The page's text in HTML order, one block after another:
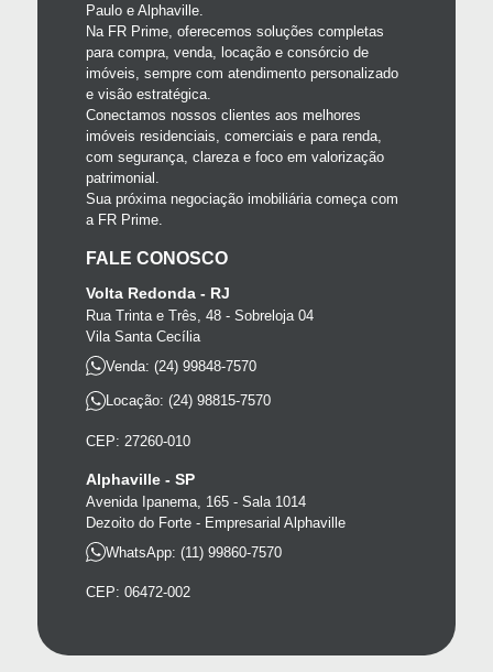
Paulo e Alphaville.
Na FR Prime, oferecemos soluções completas
para compra, venda, locação e consórcio de
imóveis, sempre com atendimento personalizado
e visão estratégica.
Conectamos nossos clientes aos melhores
imóveis residenciais, comerciais e para renda,
com segurança, clareza e foco em valorização
patrimonial.
Sua próxima negociação imobiliária começa com
a FR Prime.
FALE CONOSCO
Volta Redonda - RJ
Rua Trinta e Três, 48 - Sobreloja 04
Vila Santa Cecília
Venda: (24) 99848-7570
Locação: (24) 98815-7570
CEP: 27260-010
Alphaville - SP
Avenida Ipanema, 165 - Sala 1014
Dezoito do Forte - Empresarial Alphaville
WhatsApp: (11) 99860-7570
CEP: 06472-002